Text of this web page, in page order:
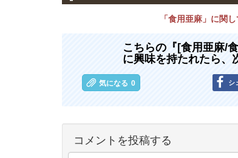
「食用亜麻」に関
こちらの『[食用亜麻/
に興味を持たれたら、
気になる 0 シ
コメントを投稿する